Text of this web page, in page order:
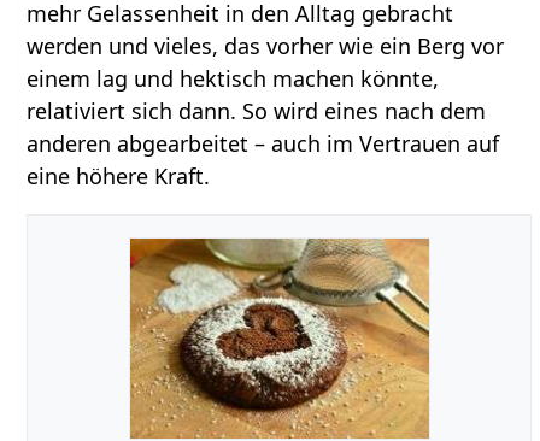
mehr Gelassenheit in den Alltag gebracht
werden und vieles, das vorher wie ein Berg vor
einem lag und hektisch machen könnte,
relativiert sich dann. So wird eines nach dem
anderen abgearbeitet – auch im Vertrauen auf
eine höhere Kraft.